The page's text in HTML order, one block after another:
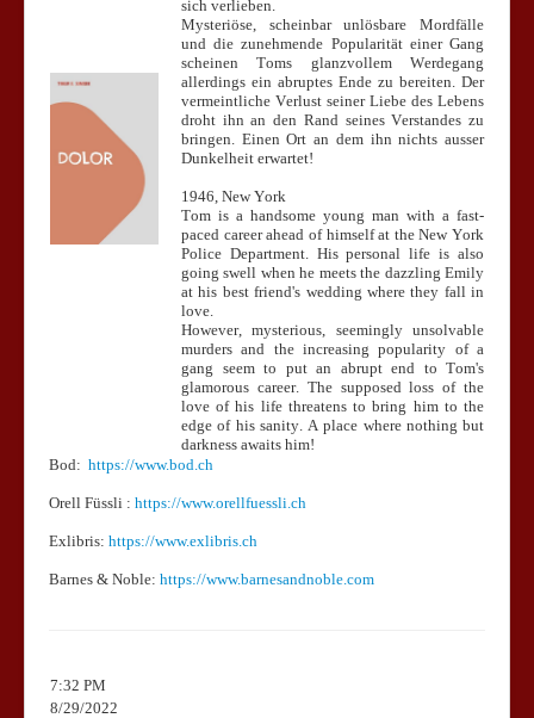
sich verlieben.
Mysteriöse, scheinbar unlösbare Mordfälle
und die zunehmende Popularität einer Gang
scheinen Toms glanzvollem Werdegang
allerdings ein abruptes Ende zu bereiten. Der
vermeintliche Verlust seiner Liebe des Lebens
droht ihn an den Rand seines Verstandes zu
bringen. Einen Ort an dem ihn nichts ausser
Dunkelheit erwartet!
1946, New York
Tom is a handsome young man with a fast-
paced career ahead of himself at the New York
Police Department. His personal life is also
going swell when he meets the dazzling Emily
at his best friend's wedding where they fall in
love.
However, mysterious, seemingly unsolvable
murders and the increasing popularity of a
gang seem to put an abrupt end to Tom's
glamorous career. The supposed loss of the
love of his life threatens to bring him to the
edge of his sanity. A place where nothing but
darkness awaits him!
Bod: https://www.bod.ch
Orell Füssli : https://www.orellfuessli.ch
Exlibris: https://www.exlibris.ch
Barnes & Noble: https://www.barnesandnoble.com
7:32 PM
8/29/2022